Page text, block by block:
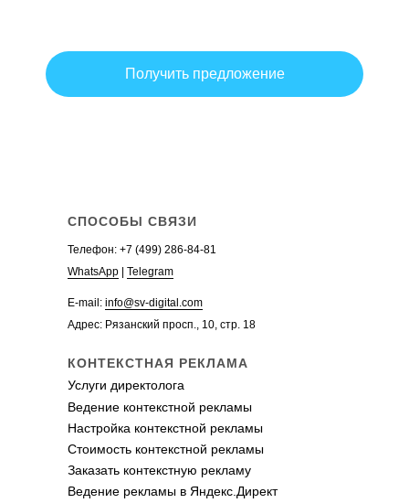
Получить предложение
СПОСОБЫ СВЯЗИ
+7 (499)
WhatsApp
Телефон: +7 (499) 286-84-81
WhatsApp | Telegram
E-mail: info@sv-digital.com
Адрес: Рязанский просп., 10, стр. 18
Стоимость рекламы в Яндекс.Директ
Аудит контекстной рекламы
КОНТЕКСТНАЯ РЕКЛАМА
Настройка контекстной рекламы
Ведение рекламы в Яндекс.Директ
Услуги директолога
Ведение контекстной рекламы
Стоимость контекстной рекламы
Заказать контекстную рекламу